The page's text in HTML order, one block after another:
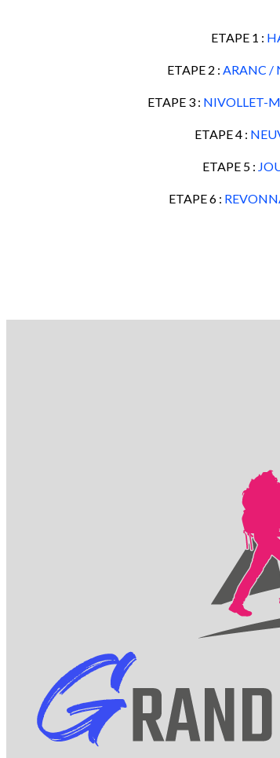
ETAPE 1 :
ETAPE 2 : ARANC /
ETAPE 3 : NIVOLLET-
ETAPE 4 :
ETAPE 5 :
ETAPE 6 :